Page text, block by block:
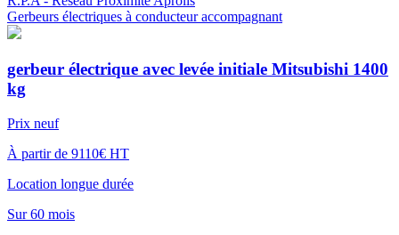
Gerbeurs électriques à conducteur accompagnant
gerbeur électrique avec levée initiale Mitsubishi 1400
kg
Prix neuf
À partir de 9110€ HT
Location longue durée
Sur 60 mois